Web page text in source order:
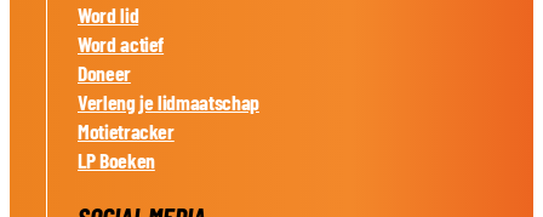
Word lid
Word actief
Doneer
Verleng je lidmaatschap
Motietracker
LP Boeken